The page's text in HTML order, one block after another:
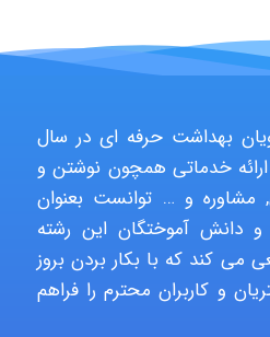
shbnm72
Minoo1375
Sara
بهداشت حرفه ای در سال
با ارائه خدماتی همچون نوشتن و
و … توانست بعنوان
و دانش آموختگان این رشته
می کند که با بکار بردن بروز
و کاربران محترم را فراهم